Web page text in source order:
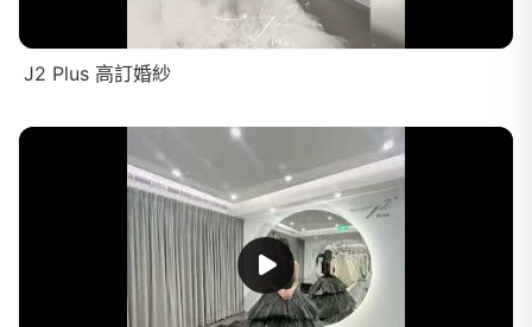
J2 Plus 高訂婚紗